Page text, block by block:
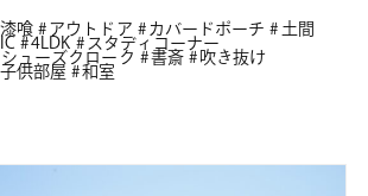
漆喰 アウトドア カバードポーチ
土間
4LDK
スタディコーナー
シューズクローク 書斎
吹き抜け
子供部屋 和室